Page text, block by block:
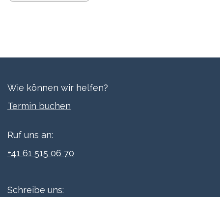
Wie können wir helfen?
Termi​n buchen
Ruf uns an:
+41 61 515 06 70
Schreibe uns: